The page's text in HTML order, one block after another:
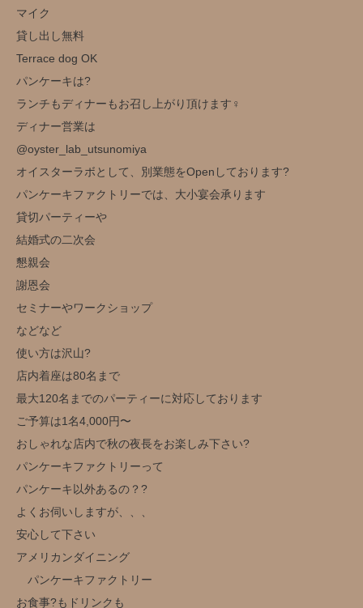
マイク
貸し出し無料️
Terrace dog OK
パンケーキは?
ランチもディナーもお召し上がり頂けます‍♀️
ディナー営業は
@oyster_lab_utsunomiya
オイスターラボとして、別業態をOpenしております?
パンケーキファクトリーでは、大小宴会承ります
貸切パーティーや
結婚式の二次会
懇親会
謝恩会
セミナーやワークショップ
などなど
使い方は沢山?️
店内着座は80名まで
最大120名までのパーティーに対応しております
ご予算は1名4,000円〜
おしゃれな店内で秋の夜長をお楽しみ下さい?
パンケーキファクトリーって
パンケーキ以外あるの？?
よくお伺いしますが、、、
安心して下さい
アメリカンダイニング
パンケーキファクトリー
お食事?もドリンクも